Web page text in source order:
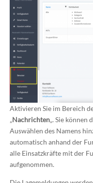
Aktivieren Sie im Bereich
„Nachrichten„. Sie
Auswählen des Namens
automatisch anhand der
alle Einsatzkräfte mit der
aufgenommen.